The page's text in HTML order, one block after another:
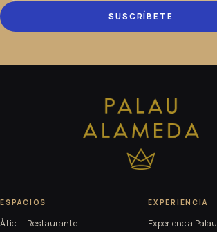
SUSCRÍBETE
ESPACIOS
Àtic — Restaurante
EXPERIENCIA
Experiencia Palau